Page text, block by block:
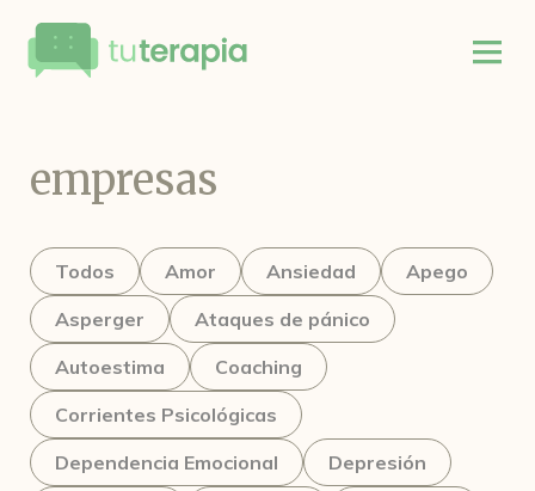
empresas
Todos Amor Ansiedad
Apego
Asperger
Ataques de pánico
Autoestima
Coaching
Corrientes Psicológicas
Dependencia Emocional
Depresión